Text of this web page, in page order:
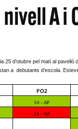
A
d’otubre pel matí al pavelló
a debutants d’escola.
FO2
14 – AP
14 – NA